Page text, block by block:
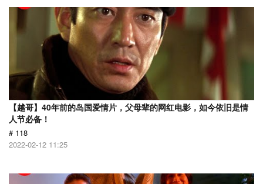
【越哥】40年前的岛国爱情片，父母辈的网红电影，如今依旧是情
人节必备！
# 118
2022-02-12 11:25